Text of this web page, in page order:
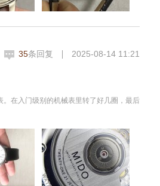
。在入门级别的机械表里转了好几圈，最后
35条回复 2025-08-14 11:21